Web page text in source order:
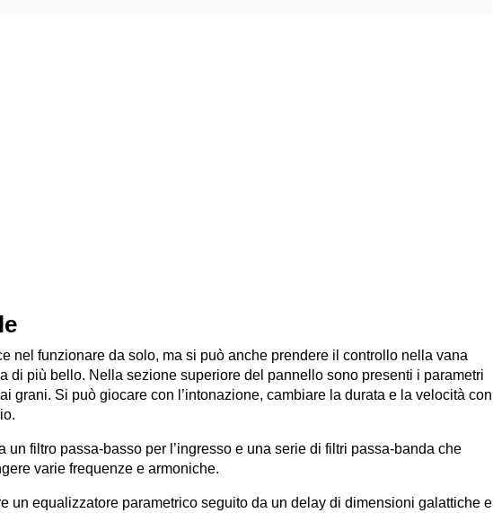
nel funzionare da solo, ma si può anche prendere il controllo nella vana
di più bello. Nella sezione superiore del pannello sono presenti i parametri
grani. Si può giocare con l’intonazione, cambiare la durata e la velocità con
un filtro passa-basso per l’ingresso e una serie di filtri passa-banda che
varie frequenze e armoniche.
un equalizzatore parametrico seguito da un delay di dimensioni galattiche e